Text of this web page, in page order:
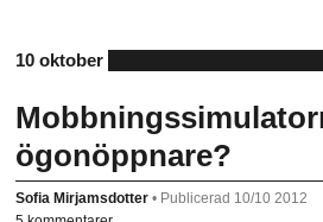
10 oktober
ögonöppnare?
Sofia Mirjamsdotter • Publicerad 10/10 2012